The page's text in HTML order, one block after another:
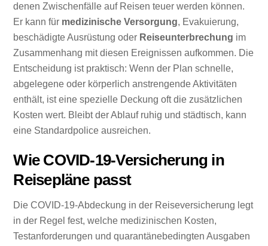
denen Zwischenfälle auf Reisen teuer werden können.
Er kann für medizinische Versorgung, Evakuierung,
beschädigte Ausrüstung oder Reiseunterbrechung im
Zusammenhang mit diesen Ereignissen aufkommen. Die
Entscheidung ist praktisch: Wenn der Plan schnelle,
abgelegene oder körperlich anstrengende Aktivitäten
enthält, ist eine spezielle Deckung oft die zusätzlichen
Kosten wert. Bleibt der Ablauf ruhig und städtisch, kann
eine Standardpolice ausreichen.
Wie COVID-19-Versicherung in
Reisepläne passt
Die COVID-19-Abdeckung in der Reiseversicherung legt
in der Regel fest, welche medizinischen Kosten,
Testanforderungen und quarantänebedingten Ausgaben